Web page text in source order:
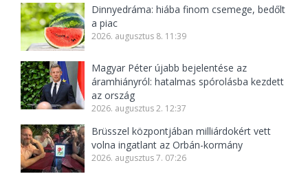
Dinnyedráma: hiába finom csemege, bedőlt
a piac
2026. augusztus 8. 11:39
Magyar Péter újabb bejelentése az
áramhiányról: hatalmas spórolásba kezdett
az ország
2026. augusztus 2. 12:37
Brüsszel központjában milliárdokért vett
volna ingatlant az Orbán-kormány
2026. augusztus 7. 07:26